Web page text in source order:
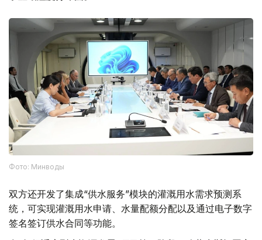
Фото: Минводы
双方还开发了集成“供水服务”模块的灌溉用水需求预测系
统，可实现灌溉用水申请、水量配额分配以及通过电子数字
签名签订供水合同等功能。